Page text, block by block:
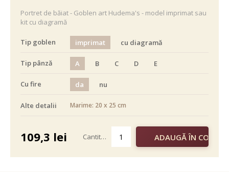
Portret de băiat - Goblen art Hudema's - model imprimat sau
kit cu diagramă
Tip goblen imprimat cu diagramă
Tip pânză A B C D E
Cu fire da nu
alb negru color
Alte detalii Marime: 20 x 25 cm
109,3 lei Cantitate